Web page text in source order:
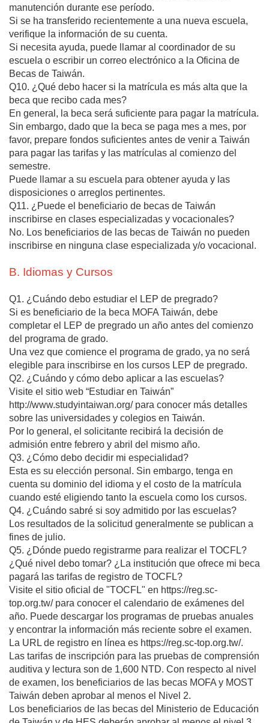
manutención durante ese período.
Si se ha transferido recientemente a una nueva escuela,
verifique la información de su cuenta.
Si necesita ayuda, puede llamar al coordinador de su
escuela o escribir un correo electrónico a la Oficina de
Becas de Taiwán.
Q10. ¿Qué debo hacer si la matrícula es más alta que la
beca que recibo cada mes?
En general, la beca será suficiente para pagar la matrícula.
Sin embargo, dado que la beca se paga mes a mes, por
favor, prepare fondos suficientes antes de venir a Taiwán
para pagar las tarifas y las matrículas al comienzo del
semestre.
Puede llamar a su escuela para obtener ayuda y las
disposiciones o arreglos pertinentes.
Q11. ¿Puede el beneficiario de becas de Taiwán
inscribirse en clases especializadas y vocacionales?
No. Los beneficiarios de las becas de Taiwán no pueden
inscribirse en ninguna clase especializada y/o vocacional.
B. Idiomas y Cursos
Q1. ¿Cuándo debo estudiar el LEP de pregrado?
Si es beneficiario de la beca MOFA Taiwán, debe
completar el LEP de pregrado un año antes del comienzo
del programa de grado.
Una vez que comience el programa de grado, ya no será
elegible para inscribirse en los cursos LEP de pregrado.
Q2. ¿Cuándo y cómo debo aplicar a las escuelas?
Visite el sitio web “Estudiar en Taiwán”
http://www.studyintaiwan.org/ para conocer más detalles
sobre las universidades y colegios en Taiwán.
Por lo general, el solicitante recibirá la decisión de
admisión entre febrero y abril del mismo año.
Q3. ¿Cómo debo decidir mi especialidad?
Esta es su elección personal. Sin embargo, tenga en
cuenta su dominio del idioma y el costo de la matrícula
cuando esté eligiendo tanto la escuela como los cursos.
Q4. ¿Cuándo sabré si soy admitido por las escuelas?
Los resultados de la solicitud generalmente se publican a
fines de julio.
Q5. ¿Dónde puedo registrarme para realizar el TOCFL?
¿Qué nivel debo tomar? ¿La institución que ofrece mi beca
pagará las tarifas de registro de TOCFL?
Visite el sitio oficial de "TOCFL" en https://reg.sc-
top.org.tw/ para conocer el calendario de exámenes del
año. Puede descargar los programas de pruebas anuales
y encontrar la información más reciente sobre el examen.
La URL de registro en línea es https://reg.sc-top.org.tw/.
Las tarifas de inscripción para las pruebas de comprensión
auditiva y lectura son de 1,600 NTD. Con respecto al nivel
de examen, los beneficiarios de las becas MOFA y MOST
Taiwán deben aprobar al menos el Nivel 2.
Los beneficiarios de las becas del Ministerio de Educación